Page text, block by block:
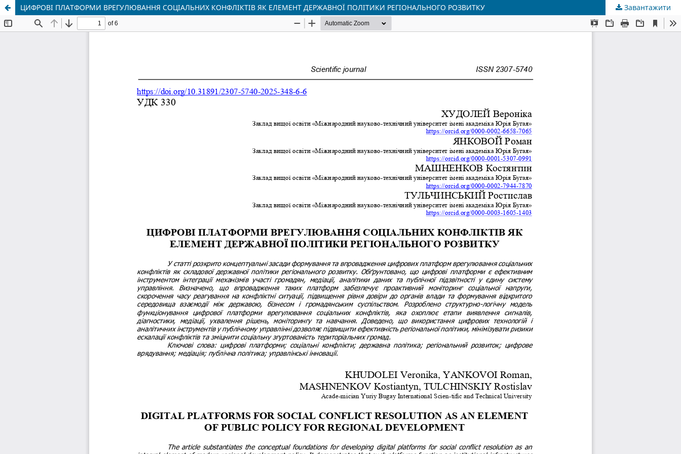
ЦИФРОВІ ПЛАТФОРМИ ВРЕГУЛЮВАННЯ СОЦІАЛЬНИХ КОНФЛІКТІВ ЯК ЕЛЕМЕНТ ДЕРЖАВНОЇ ПОЛІТИКИ РЕГІОНАЛЬНОГО РОЗВИТКУ Завантажити